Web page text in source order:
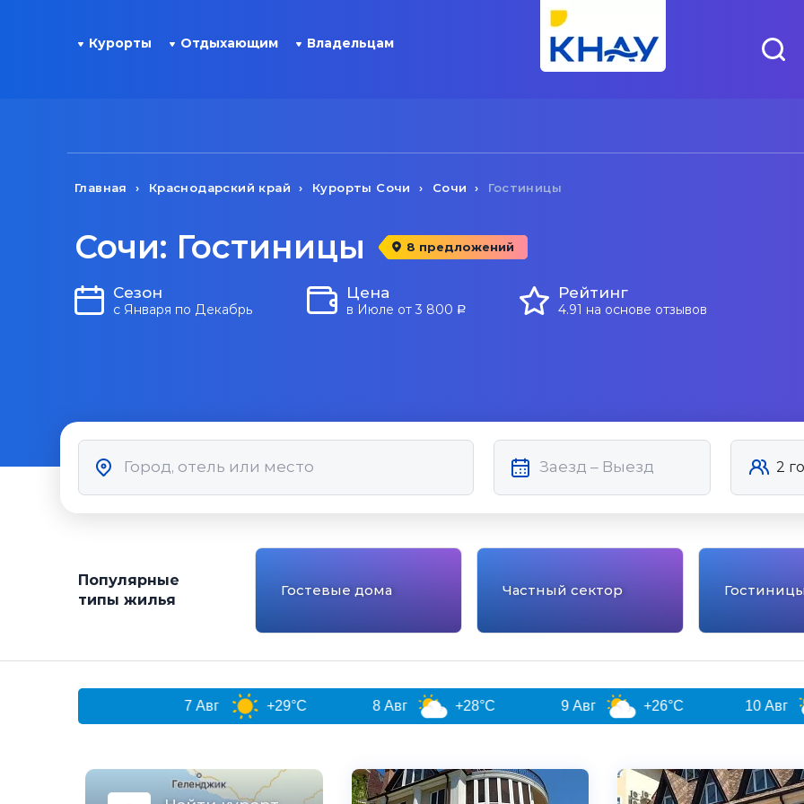
Курорты Отдыхающим Владельцам
Главная Краснодарский край Курорты Сочи Сочи Гостиницы
Сочи: Гостиницы 8 предложений
Сезон
с Января по Декабрь
Цена
в Июле от 3 800 a
Рейтинг
4.91 на основе отзывов
Популярные
типы жилья
Гостевые дома Частный сектор
+29°C 8 Авг +28°C 9 Авг +26°C 10 Авг
Чистота Великолепно